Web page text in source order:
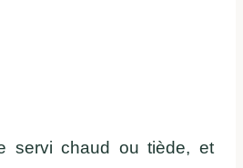
servi chaud ou tiède, et